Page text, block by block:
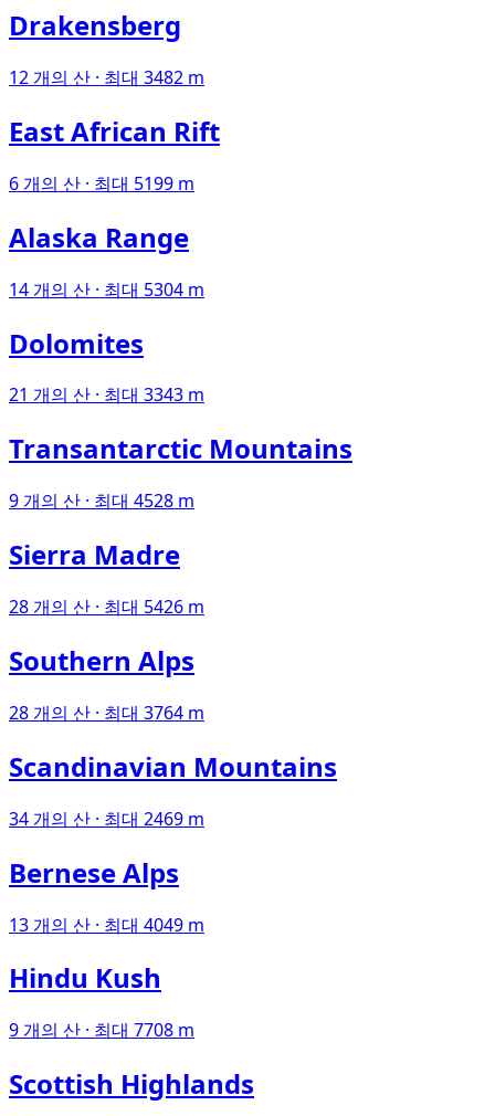
Drakensberg
12 개의 산 · 최대 3482 m
East African Rift
6 개의 산 · 최대 5199 m
Alaska Range
14 개의 산 · 최대 5304 m
Dolomites
21 개의 산 · 최대 3343 m
Transantarctic Mountains
9 개의 산 · 최대 4528 m
Sierra Madre
28 개의 산 · 최대 5426 m
Southern Alps
28 개의 산 · 최대 3764 m
Scandinavian Mountains
34 개의 산 · 최대 2469 m
Bernese Alps
13 개의 산 · 최대 4049 m
Hindu Kush
9 개의 산 · 최대 7708 m
Scottish Highlands